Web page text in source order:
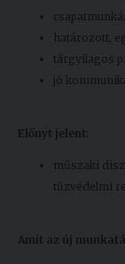
határozott,
tárgyilagos
jó
Előnyt jelent:
műszaki
tűzvédelmi
Amit az új